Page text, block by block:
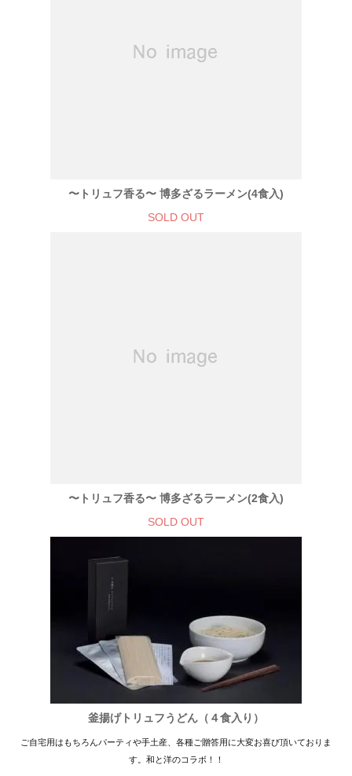
〜トリュフ香る〜 博多ざるラーメン(4食入)
SOLD OUT
〜トリュフ香る〜 博多ざるラーメン(2食入)
SOLD OUT
釜揚げトリュフうどん（４食入り）
ご自宅用はもちろんパーティや手土産、各種ご贈答用に大変お喜び頂いておりま
す。和と洋のコラボ！！